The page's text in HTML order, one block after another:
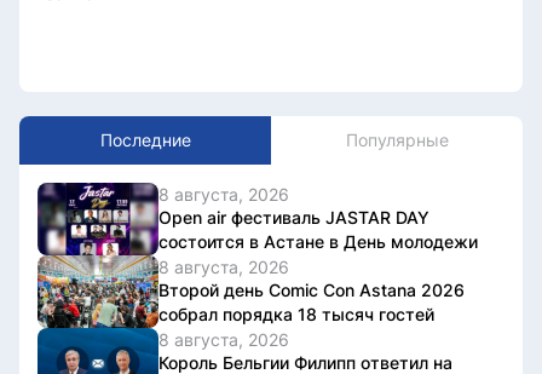
Последние Популярные
8 августа, 2026
Open air фестиваль JASTAR DAY
состоится в Астане в День молодежи
8 августа, 2026
Второй день Comic Con Astana 2026
собрал порядка 18 тысяч гостей
8 августа, 2026
Король Бельгии Филипп ответил на